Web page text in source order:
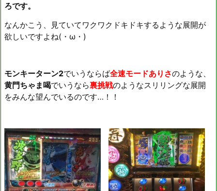
ろです。
なんかこう、見ていてワクワクドキドキするような展開が
欲しいですよね(・ω・)
モンキーターン2でいうならば全速モードありさのような、
黄門ちゃま喝でいうなら裏挑戦のようなスリリングな展開
をみんな望んでいるのです…！！